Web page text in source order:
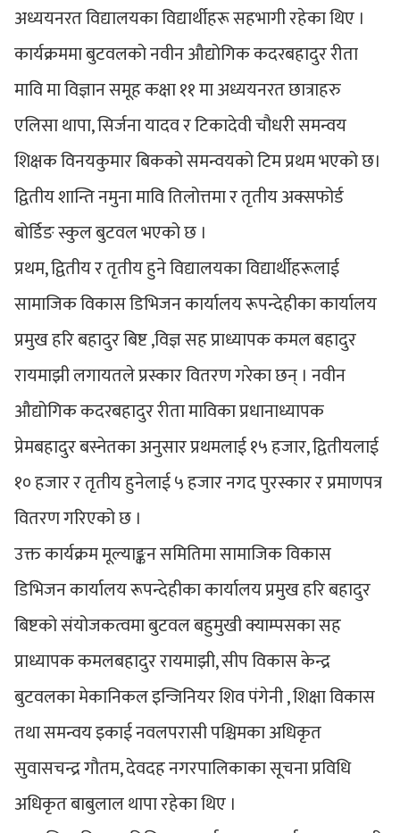
अध्ययनरत विद्यालयका विद्यार्थीहरू सहभागी रहेका थिए ।
कार्यक्रममा बुटवलको नवीन औद्योगिक कदरबहादुर रीता
मावि मा विज्ञान समूह कक्षा ११ मा अध्ययनरत छात्राहरु
एलिसा थापा, सिर्जना यादव र टिकादेवी चौधरी समन्वय
शिक्षक विनयकुमार बिकको समन्वयको टिम प्रथम भएको छ।
द्वितीय शान्ति नमुना मावि तिलोत्तमा र तृतीय अक्सफोर्ड
बोर्डिङ स्कुल बुटवल भएको छ ।
प्रथम, द्वितीय र तृतीय हुने विद्यालयका विद्यार्थीहरूलाई
सामाजिक विकास डिभिजन कार्यालय रूपन्देहीका कार्यालय
प्रमुख हरि बहादुर बिष्ट ,विज्ञ सह प्राध्यापक कमल बहादुर
रायमाझी लगायतले प्रस्कार वितरण गरेका छन् । नवीन
औद्योगिक कदरबहादुर रीता माविका प्रधानाध्यापक
प्रेमबहादुर बस्नेतका अनुसार प्रथमलाई १५ हजार, द्वितीयलाई
१० हजार र तृतीय हुनेलाई ५ हजार नगद पुरस्कार र प्रमाणपत्र
वितरण गरिएको छ ।
उक्त कार्यक्रम मूल्याङ्कन समितिमा सामाजिक विकास
डिभिजन कार्यालय रूपन्देहीका कार्यालय प्रमुख हरि बहादुर
बिष्टको संयोजकत्वमा बुटवल बहुमुखी क्याम्पसका सह
प्राध्यापक कमलबहादुर रायमाझी, सीप विकास केन्द्र
बुटवलका मेकानिकल इन्जिनियर शिव पंगेनी , शिक्षा विकास
तथा समन्वय इकाई नवलपरासी पश्चिमका अधिकृत
सुवासचन्द्र गौतम, देवदह नगरपालिकाका सूचना प्रविधि
अधिकृत बाबुलाल थापा रहेका थिए ।